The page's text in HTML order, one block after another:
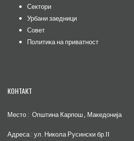
Сектори
Урбани заедници
Совет
Политика на приватност
КОНТАКТ
Место : Општина Карпош , Македонија
Адреса : ул. Никола Русински бр.11